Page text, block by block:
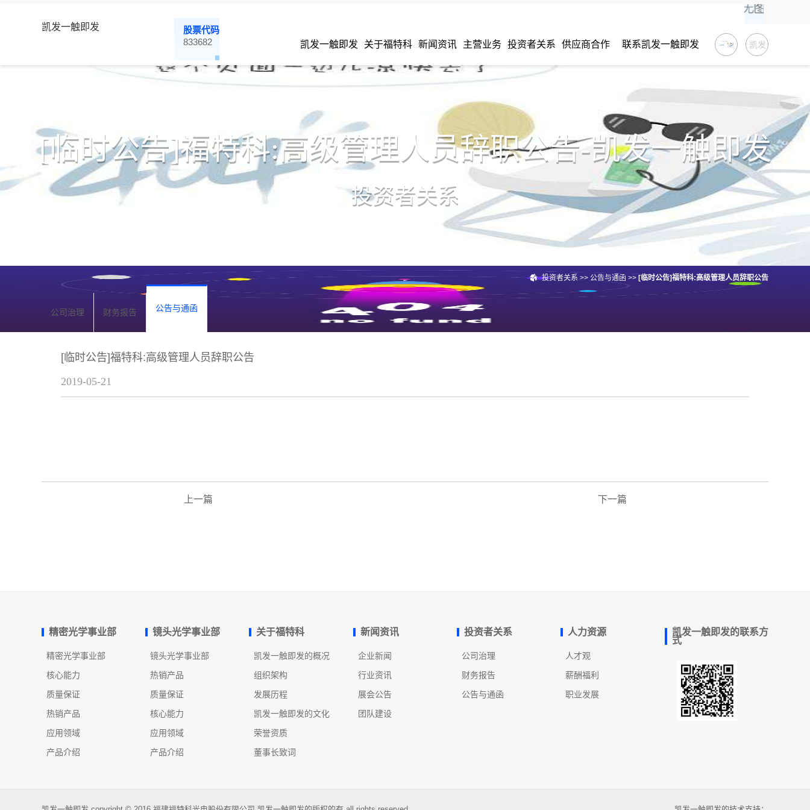
凯发一触即发
股票代码
833682
凯发
凯发一触即发 关于福特科 新闻资讯 主营业务 投资者关系 供应商合作 联系凯发一触即发
[临时公告]福特科:高级管理人员辞职公告-凯发一触即发
投资者关系
投资者关系 >>公告与通函 >> [临时公告]福特科:高级管理人员辞职公告
公司治理 财务报告 公告与通函
[临时公告]福特科:高级管理人员辞职公告
2019-05-21
下一篇
上一篇
精密光学事业部
精密光学事业部
核心能力
质量保证
热销产品
应用领域
产品介绍
镜头光学事业部
镜头光学事业部
热销产品
质量保证
核心能力
应用领域
产品介绍
关于福特科
凯发一触即发的概况
组织架构
发展历程
凯发一触即发的文化
荣誉资质
董事长致词
新闻资讯
企业新闻
行业资讯
展会公告
团队建设
投资者关系
公司治理
财务报告
公告与通函
人力资源
人才观
薪酬福利
职业发展
凯发一触即发的联系方
式